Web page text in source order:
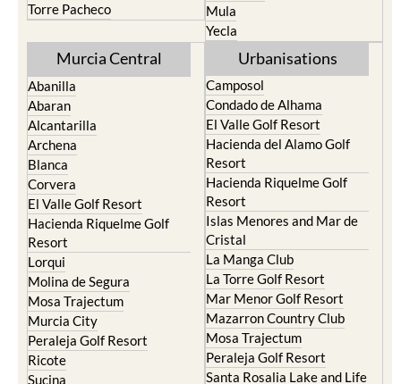
Torre Pacheco
Mula
Yecla
Murcia Central
Abanilla
Abaran
Alcantarilla
Archena
Blanca
Corvera
El Valle Golf Resort
Hacienda Riquelme Golf
Resort
Lorqui
Molina de Segura
Mosa Trajectum
Murcia City
Peraleja Golf Resort
Ricote
Sucina
Urbanisations
Camposol
Condado de Alhama
El Valle Golf Resort
Hacienda del Alamo Golf
Resort
Hacienda Riquelme Golf
Resort
Islas Menores and Mar de
Cristal
La Manga Club
La Torre Golf Resort
Mar Menor Golf Resort
Mazarron Country Club
Mosa Trajectum
Peraleja Golf Resort
Santa Rosalia Lake and Life